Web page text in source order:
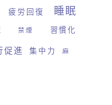
疲労回復 睡眠
禁煙 習慣化
促進 集中力 麻